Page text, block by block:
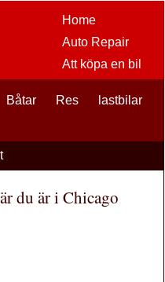
Home
Auto Repair
Att köpa en bil
eftermarknaden
Finansiering
Båtar Res lastbilar
du är i Chicago